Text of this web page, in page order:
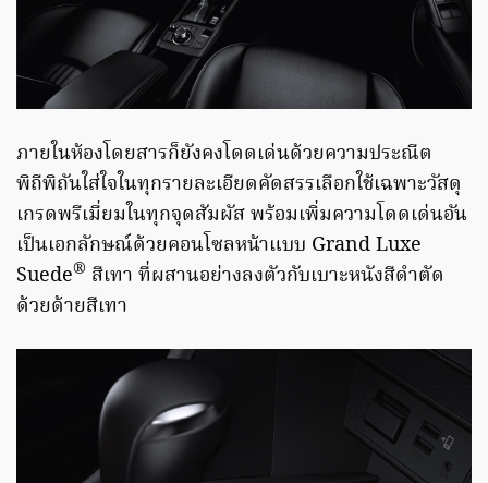
ภายในห้องโดยสารก็ยังคงโดดเด่นด้วยความประณีต
พิถีพิถันใส่ใจในทุกรายละเอียดคัดสรรเลือกใช้เฉพาะวัสดุ
เกรดพรีเมี่ยมในทุกจุดสัมผัส พร้อมเพิ่มความโดดเด่นอัน
เป็นเอกลักษณ์ด้วยคอนโซลหน้าแบบ Grand Luxe
Suede® สีเทา ที่ผสานอย่างลงตัวกับเบาะหนังสีดำตัด
ด้วยด้ายสีเทา